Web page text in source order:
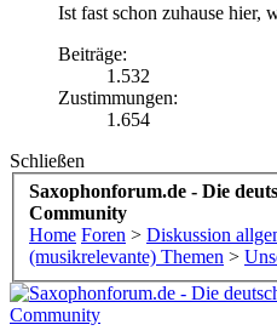
Ist fast schon zuhause hier,
Beiträge:
1.532
Zustimmungen:
1.654
Schließen
Saxophonforum.de - Die
Community
Home Foren > Diskussion
(musikrelevante) Themen >